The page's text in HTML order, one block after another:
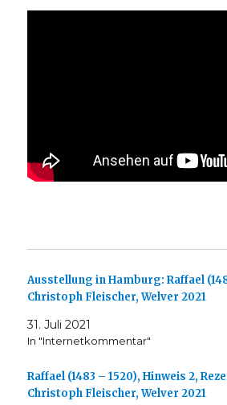
Ausstellung in Hamburg: Raffael
Christoph Fleischer, Welver 2021
31. Juli 2021
In "Internetkommentar"
Raffael (1483 – 1520), Hinweis 2,
Christoph Fleischer, Welver 2021